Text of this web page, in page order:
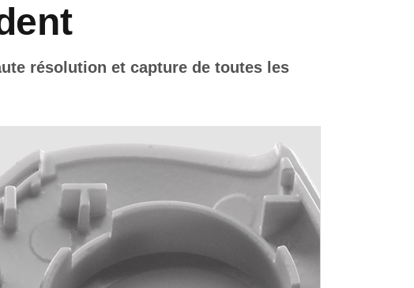
résolution et capture de toutes les